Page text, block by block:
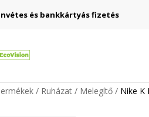
és bankkártyás fizetés
Ruházat Melegítő Nike K